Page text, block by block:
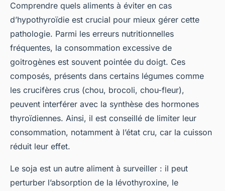
Comprendre quels aliments à éviter en cas
d’hypothyroïdie est crucial pour mieux gérer cette
pathologie. Parmi les erreurs nutritionnelles
fréquentes, la consommation excessive de
goitrogènes est souvent pointée du doigt. Ces
composés, présents dans certains légumes comme
les crucifères crus (chou, brocoli, chou-fleur),
peuvent interférer avec la synthèse des hormones
thyroïdiennes. Ainsi, il est conseillé de limiter leur
consommation, notamment à l’état cru, car la cuisson
réduit leur effet.
Le soja est un autre aliment à surveiller : il peut
perturber l’absorption de la lévothyroxine, le